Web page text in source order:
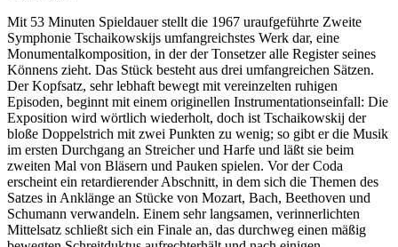
Mit 53 Minuten Spieldauer stellt die 1967 uraufgeführte Zweite
Symphonie Tschaikowskijs umfangreichstes Werk dar, eine
Monumentalkomposition, in der der Tonsetzer alle Register seines
Könnens zieht. Das Stück besteht aus drei umfangreichen Sätzen.
Der Kopfsatz, sehr lebhaft bewegt mit vereinzelten ruhigen
Episoden, beginnt mit einem originellen Instrumentationseinfall: Die
Exposition wird wörtlich wiederholt, doch ist Tschaikowskij der
bloße Doppelstrich mit zwei Punkten zu wenig; so gibt er die Musik
im ersten Durchgang an Streicher und Harfe und läßt sie beim
zweiten Mal von Bläsern und Pauken spielen. Vor der Coda
erscheint ein retardierender Abschnitt, in dem sich die Themen des
Satzes in Anklänge an Stücke von Mozart, Bach, Beethoven und
Schumann verwandeln. Einem sehr langsamen, verinnerlichten
Mittelsatz schließt sich ein Finale an, das durchweg einen mäßig